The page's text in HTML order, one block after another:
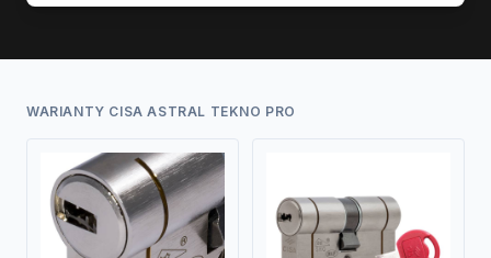
WARIANTY CISA ASTRAL TEKNO PRO